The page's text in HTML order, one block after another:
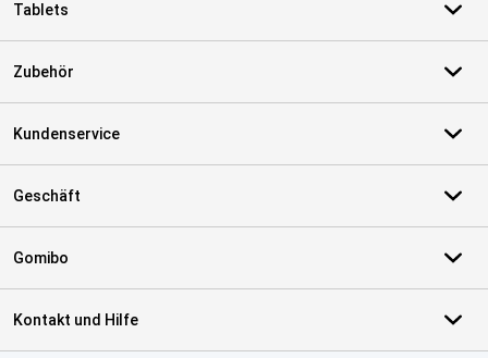
Tablets
Zubehör
Kundenservice
Geschäft
Gomibo
Kontakt und Hilfe